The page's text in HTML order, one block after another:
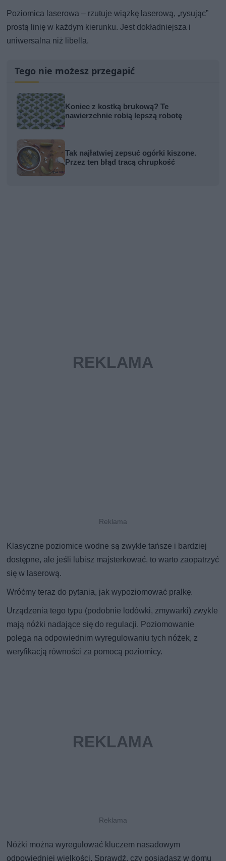
Poziomica laserowa – rzutuje wiązkę laserową, „rysując”
prostą linię w każdym kierunku. Jest dokładniejsza i
uniwersalna niż libella.
Tego nie możesz przegapić
Koniec z kostką brukową? Te
nawierzchnie robią lepszą robotę
Tak najłatwiej zepsuć ogórki kiszone.
Przez ten błąd tracą chrupkość
Klasyczne poziomice wodne są zwykle tańsze i bardziej
dostępne, ale jeśli lubisz majsterkować, to warto zaopatrzyć
się w laserową.
Wróćmy teraz do pytania, jak wypoziomować pralkę.
Urządzenia tego typu (podobnie lodówki, zmywarki) zwykle
mają nóżki nadające się do regulacji. Poziomowanie
polega na odpowiednim wyregulowaniu tych nóżek, z
weryfikacją równości za pomocą poziomicy.
Nóżki można wyregulować kluczem nasadowym
odpowiedniej wielkości. Sprawdź, czy posiadasz w domu